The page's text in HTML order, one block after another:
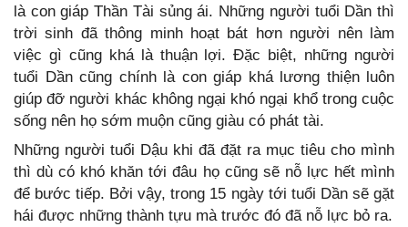
là con giáp Thần Tài sủng ái. Những người tuổi Dần thì
trời sinh đã thông minh hoạt bát hơn người nên làm
việc gì cũng khá là thuận lợi. Đặc biệt, những người
tuổi Dần cũng chính là con giáp khá lương thiện luôn
giúp đỡ người khác không ngại khó ngại khổ trong cuộc
sống nên họ sớm muộn cũng giàu có phát tài.
Những người tuổi Dậu khi đã đặt ra mục tiêu cho mình
thì dù có khó khăn tới đâu họ cũng sẽ nỗ lực hết mình
để bước tiếp. Bởi vậy, trong 15 ngày tới tuổi Dần sẽ gặt
hái được những thành tựu mà trước đó đã nỗ lực bỏ ra.